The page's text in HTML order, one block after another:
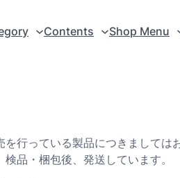
Contents
デザイヤ ジ
ョイント方法
BID Jump
BID Break
Shop Menu
行っている製品につきましては
品・梱包後、発送しています。